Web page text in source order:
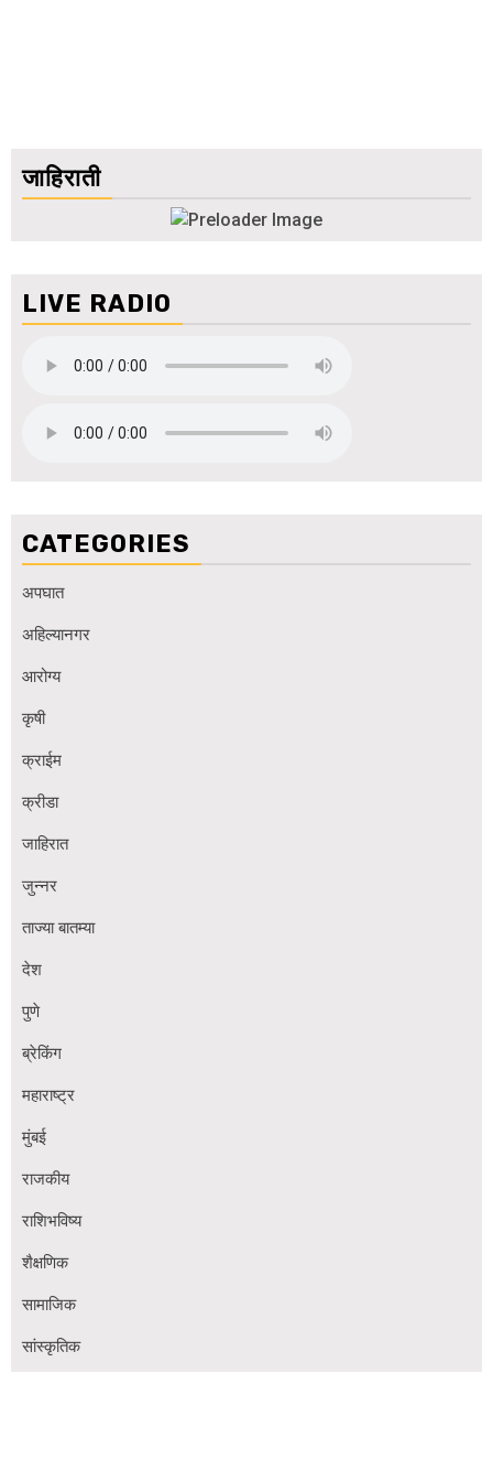
जाहिराती
LIVE RADIO
CATEGORIES
अपघात
अहिल्यानगर
आरोग्य
कृषी
क्राईम
क्रीडा
जाहिरात
जुन्नर
ताज्या बातम्या
देश
पुणे
ब्रेकिंग
महाराष्ट्र
मुंबई
राजकीय
राशिभविष्य
शैक्षणिक
सामाजिक
सांस्कृतिक